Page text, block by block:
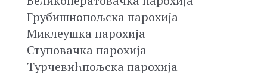
Грубишнопољска парохија
Миклеушка парохија
Ступовачка парохија
Турчевићпољска парохија